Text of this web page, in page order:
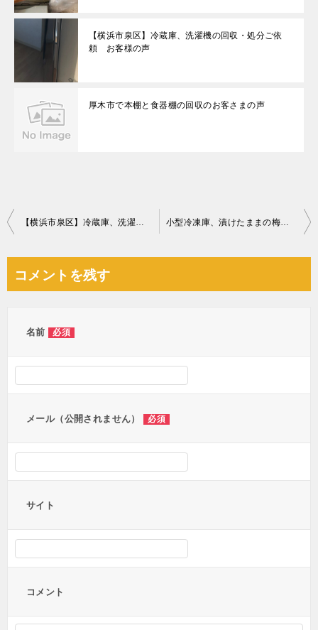
【横浜市泉区】冷蔵庫、洗濯機の回収・処分ご依
頼 お客様の声
厚木市で本棚と食器棚の回収のお客さまの声
投
ビ
【横浜市泉区】冷蔵庫、洗濯機の回収・処分ご依頼 お客様の声 小型冷凍庫、漬けたままの梅干し瓶、座布団、学習机、椅子等の回収
コメントを残す
名前 必須
メール（公開されません） 必須
サイト
コメント